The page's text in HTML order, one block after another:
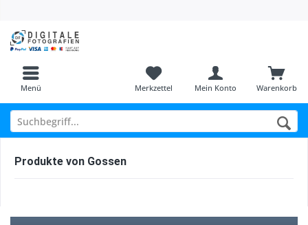
Menü Warenkorb
Merkzettel Mein Konto
Produkte von Gossen